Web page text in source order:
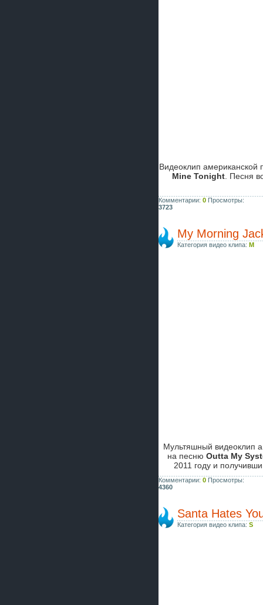
Видеоклип американской
Mine Tonight. Песня
Комментарии: 0 Просмотры:
3723
My Morning
Категория видео клипа: M
Мультяшный видеоклип
на песню Outta My
2011 году и
Комментарии: 0 Просмотры:
4360
Santa Hates
Категория видео клипа: S